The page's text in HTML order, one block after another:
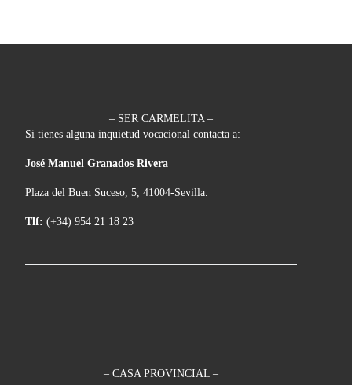
– SER CARMELITA –
Si tienes alguna inquietud vocacional contacta a:
José Manuel Granados Rivera
Plaza del Buen Suceso, 5, 41004-Sevilla.
Tlf: (+34) 954 21 18 23
– CASA PROVINCIAL –